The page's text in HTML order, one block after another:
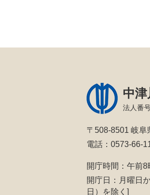
中
法人番
〒508-8501 岐阜
電話：0573-66-
開庁時間：午前
開庁日：月曜日
日）を除く]